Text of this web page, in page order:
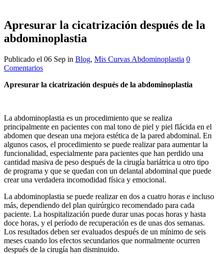
Apresurar la cicatrización después de la
abdominoplastia
Publicado el 06 Sep in Blog, Mis Curvas Abdominoplastia 0
Comentarios
Apresurar la cicatrización después de la abdominoplastia
La abdominoplastia es un procedimiento que se realiza
principalmente en pacientes con mal tono de piel y piel flácida en el
abdomen que desean una mejora estética de la pared abdominal. En
algunos casos, el procedimiento se puede realizar para aumentar la
funcionalidad, especialmente para pacientes que han perdido una
cantidad masiva de peso después de la cirugía bariátrica u otro tipo
de programa y que se quedan con un delantal abdominal que puede
crear una verdadera incomodidad física y emocional.
La abdominoplastia se puede realizar en dos a cuatro horas e incluso
más, dependiendo del plan quirúrgico recomendado para cada
paciente. La hospitalización puede durar unas pocas horas y hasta
doce horas, y el período de recuperación es de unas dos semanas.
Los resultados deben ser evaluados después de un mínimo de seis
meses cuando los efectos secundarios que normalmente ocurren
después de la cirugía han disminuido.